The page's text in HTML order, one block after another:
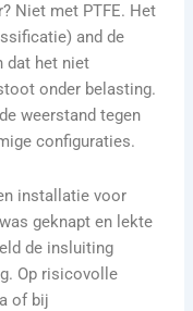
Niet met PTFE. Het
and de
dat het niet
onder belasting.
weerstand tegen
configuraties.
installatie voor
geknapt en lekte
de insluiting
Op risicovolle
of bij